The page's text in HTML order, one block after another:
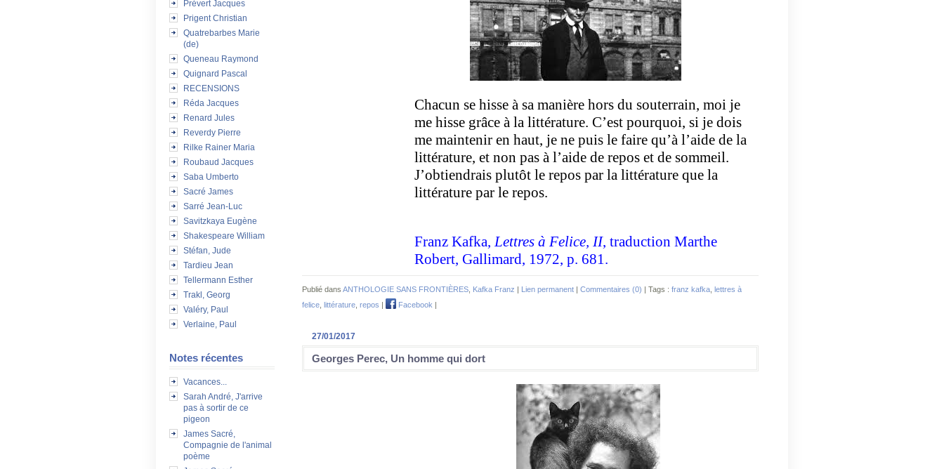
Prévert Jacques
Prigent Christian
Quatrebarbes Marie
(de)
Queneau Raymond
Quignard Pascal
RECENSIONS
Réda Jacques
Renard Jules
Reverdy Pierre
Rilke Rainer Maria
Roubaud Jacques
Saba Umberto
Sacré James
Sarré Jean-Luc
Savitzkaya Eugène
Shakespeare William
Stéfan, Jude
Tardieu Jean
Tellermann Esther
Trakl, Georg
Valéry, Paul
Verlaine, Paul
Notes récentes
Vacances...
Sarah André, J'arrive
pas à sortir de ce
pigeon
James Sacré,
Compagnie de l'animal
poème
Chacun se hisse à sa manière hors du souterrain, moi je
me hisse grâce à la littérature. C’est pourquoi, si je dois
me maintenir en haut, je ne puis le faire qu’à l’aide de la
littérature, et non pas à l’aide de repos et de sommeil.
J’obtiendrais plutôt le repos par la littérature que la
littérature par le repos.
Franz Kafka, Lettres à Felice, II, traduction Marthe
Robert, Gallimard, 1972, p. 681.
Publié dans ANTHOLOGIE SANS FRONTIÈRES Kafka Franz | Lien permanent | Commentaires (0) | Tags : franz kafka lettres à
felice littérature repos | Facebook |
27/01/2017
Georges Perec, Un homme qui dort